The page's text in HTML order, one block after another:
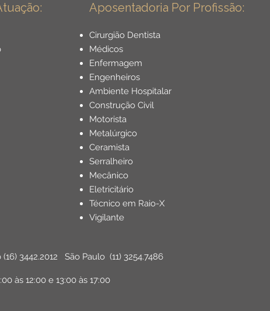
Aposentadoria Por Profissão:
Cirurgião Dentista
Médicos
Enfermagem
Engenheiros
Ambiente Hospitalar
Construção Civil
Motorista
Metalúrgico
Ceramista
Serralheiro
Mecânico
Eletricitário
Técnico em Raio-X
Vigilante
(16) 3442.2012 São Paulo (11) 3254.7486
às 12:00 e 13:00 às 17:00